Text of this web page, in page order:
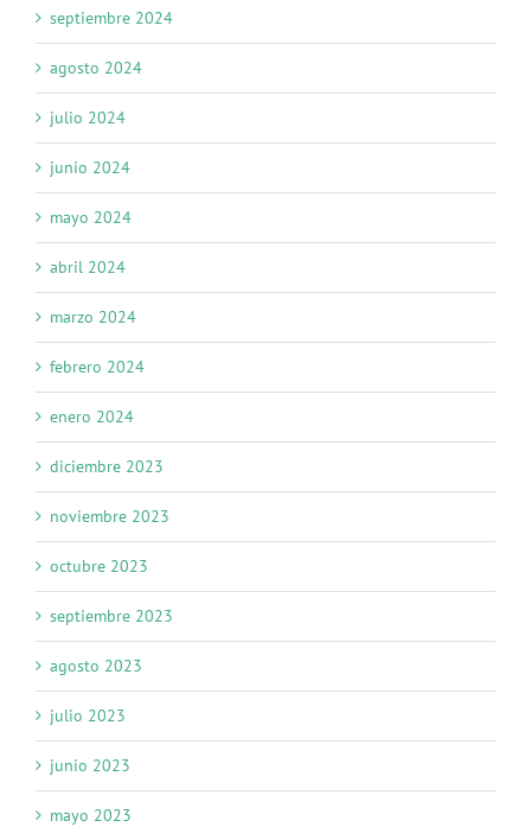
septiembre 2024
agosto 2024
julio 2024
junio 2024
mayo 2024
abril 2024
marzo 2024
febrero 2024
enero 2024
diciembre 2023
noviembre 2023
octubre 2023
septiembre 2023
agosto 2023
julio 2023
junio 2023
mayo 2023